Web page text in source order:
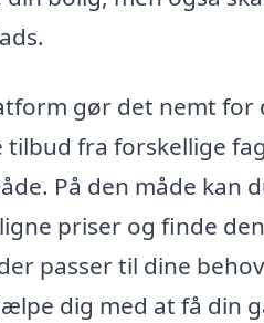
gør det nemt for
tilbud fra forskellige
På den måde kan
priser og finde
passer til dine
dig med at få din